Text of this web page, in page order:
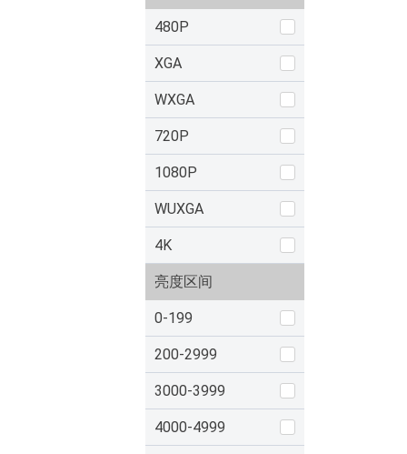
480P
XGA
WXGA
720P
1080P
WUXGA
4K
亮度区间
0-199
200-2999
3000-3999
4000-4999